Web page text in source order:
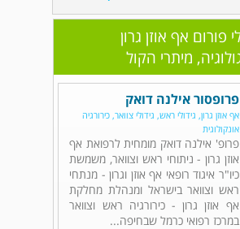
פורום אף אוזן גרון
מיתרי הקול
פרופסור אילנה דואק
אף אוזן גרון, גידולי ראש, גידולי צוואר, כירורגיה
אונקולוגית
פרופ' אילנה דואק מומחית לרפואת אף
אוזן גרון - ניתוחי ראש וצוואר, משמשת
כיו"ר איגוד רופאי אף אוזן וגרון - מנתחי
ראש וצוואר בישראל ומנהלת מחלקת
אף אוזן גרון - כירורגיה ראש וצוואר
במרכז רפואי כרמל שבחיפה...